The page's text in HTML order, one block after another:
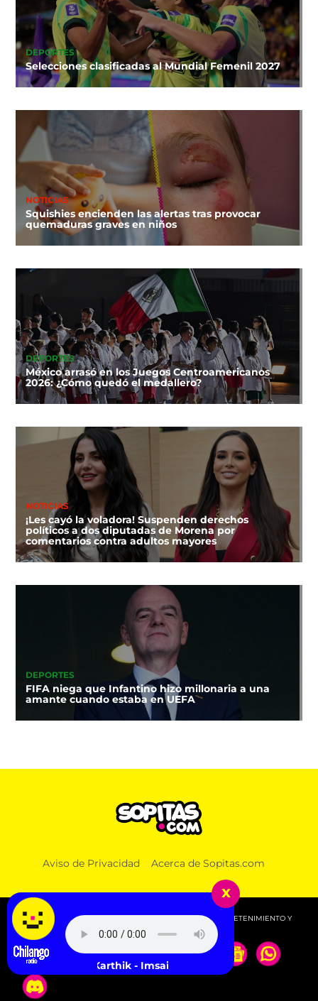
DEPORTES
Selecciones clasificadas al Mundial Femenil 2027
NOTICIAS
Squishies encienden las alertas tras provocar
quemaduras graves en niños
DEPORTES
México arrasó en los Juegos Centroamericanos
2026: ¿Cómo quedó el medallero?
NOTICIAS
¡Les cayó la voladora! Suspenden derechos
políticos a dos diputadas de Morena por
comentarios contra adultos mayores
DEPORTES
FIFA niega que Infantino hizo millonaria a una
amante cuando estaba en UEFA
Aviso de Privacidad Acerca de Sopitas.com
© 2026 SOPITAS.COM - MÚSICA, NOTICIAS, DEPORTES, ENTRETENIMIENTO Y
MÁS!.
x
K;Karthik - Imsai Rani